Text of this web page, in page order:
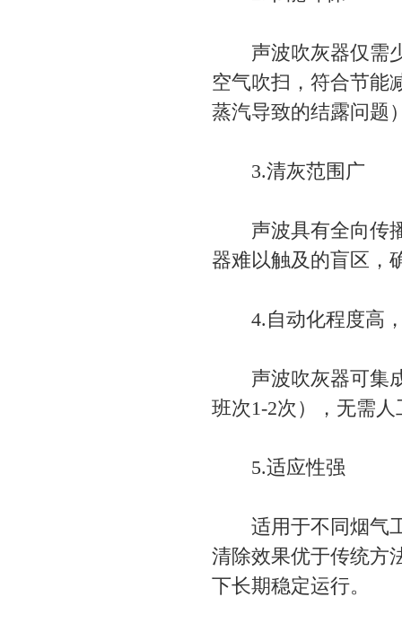
声波吹灰器仅需少
空气吹扫，符合节能
蒸汽导致的结露问题
3.清灰范围广
声波具有全向传播
器难以触及的盲区，
4.自动化程度高，
声波吹灰器可集成
班次1-2次），无需
5.适应性强
适用于不同烟气工
清除效果优于传统方
下长期稳定运行。